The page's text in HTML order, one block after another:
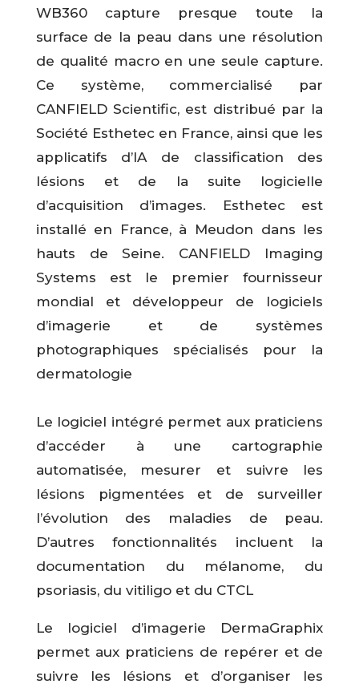
WB360 capture presque toute la
surface de la peau dans une résolution
de qualité macro en une seule capture.
Ce système, commercialisé par
CANFIELD Scientific, est distribué par la
Société Esthetec en France, ainsi que les
applicatifs d’IA de classification des
lésions et de la suite logicielle
d’acquisition d’images. Esthetec est
installé en France, à Meudon dans les
hauts de Seine. CANFIELD Imaging
Systems est le premier fournisseur
mondial et développeur de logiciels
d’imagerie et de systèmes
photographiques spécialisés pour la
dermatologie
Le logiciel intégré permet aux praticiens
d’accéder à une cartographie
automatisée, mesurer et suivre les
lésions pigmentées et de surveiller
l’évolution des maladies de peau.
D’autres fonctionnalités incluent la
documentation du mélanome, du
psoriasis, du vitiligo et du CTCL
Le logiciel d’imagerie DermaGraphix
permet aux praticiens de repérer et de
suivre les lésions et d’organiser les